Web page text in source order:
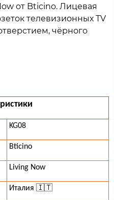
от Bticino. Лицевая
телевизионных TV
чёрного
KG08
Bticino
Living Now
Италия 🇮🇹